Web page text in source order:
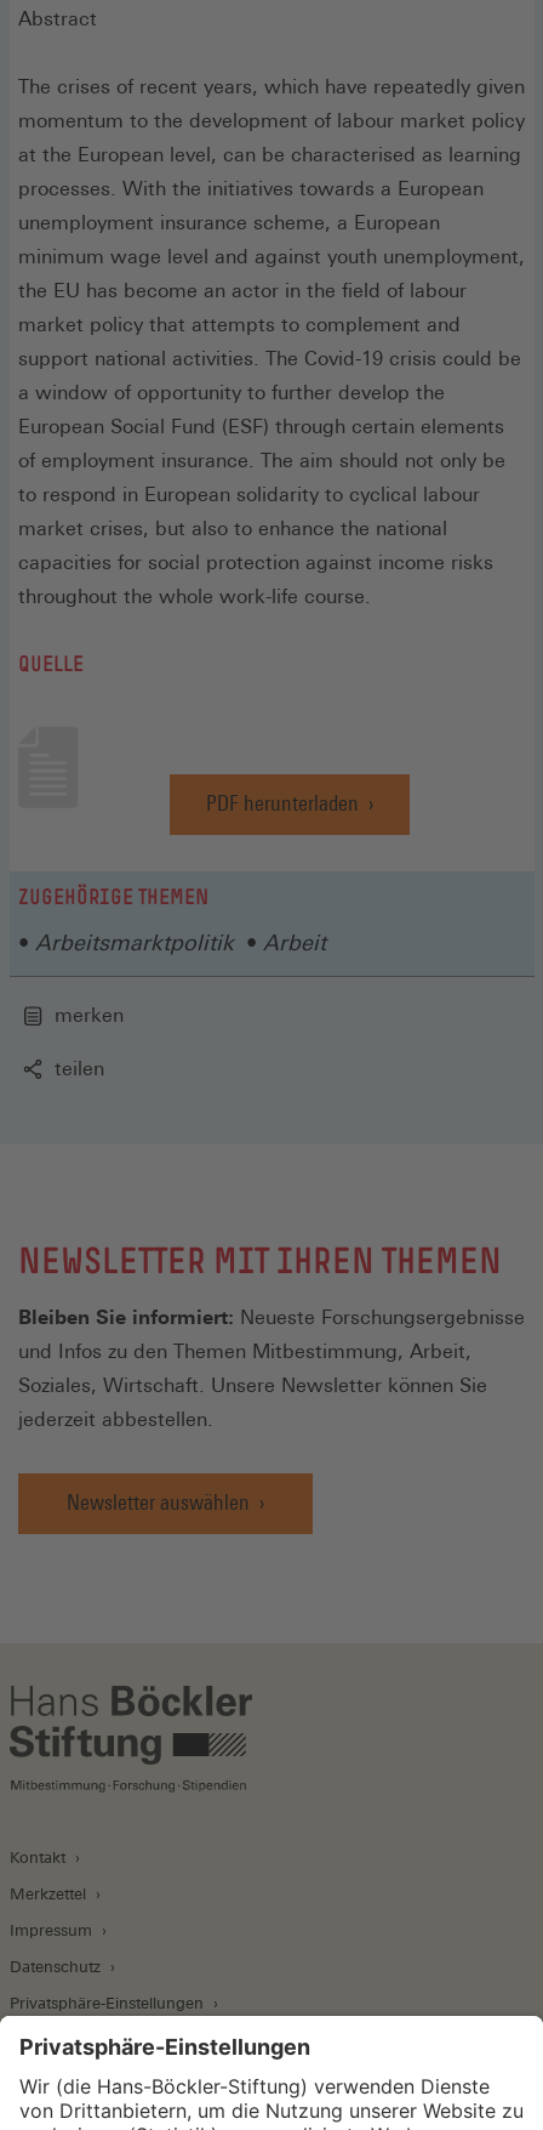
Abstract
The crises of recent years, which have repeatedly given
momentum to the development of labour market policy
at the European level, can be characterised as learning
processes. With the initiatives towards a European
unemployment insurance scheme, a European
minimum wage level and against youth unemployment,
the EU has become an actor in the field of labour
market policy that attempts to complement and
support national activities. The Covid-19 crisis could be
a window of opportunity to further develop the
European Social Fund (ESF) through certain elements
of employment insurance. The aim should not only be
to respond in European solidarity to cyclical labour
market crises, but also to enhance the national
capacities for social protection against income risks
throughout the whole work-life course.
QUELLE
PDF herunterladen
(Öffnet
in
ZUGEHÖRIGE THEMEN
Arbeitsmarktpolitik Arbeit
merken
teilen
NEWSLETTER MIT IHREN THEMEN
Bleiben Sie informiert: Neueste Forschungsergebnisse
und Infos zu den Themen Mitbestimmung, Arbeit,
Soziales, Wirtschaft. Unsere Newsletter können Sie
jederzeit abbestellen.
Newsletter auswählen
Kontakt
Merkzettel
Impressum
Datenschutz
Privatsphäre-Einstellungen
Wirtschafts- und Sozialwissenschaftliches Institut